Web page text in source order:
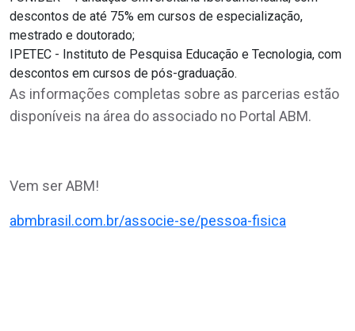
descontos de até 75% em cursos de especialização,
mestrado e doutorado;
IPETEC - Instituto de Pesquisa Educação e Tecnologia, com
descontos em cursos de pós-graduação.
As informações completas sobre as parcerias estão
disponíveis na área do associado no Portal ABM.
Vem ser ABM!
abmbrasil.com.br/associe-se/pessoa-fisica